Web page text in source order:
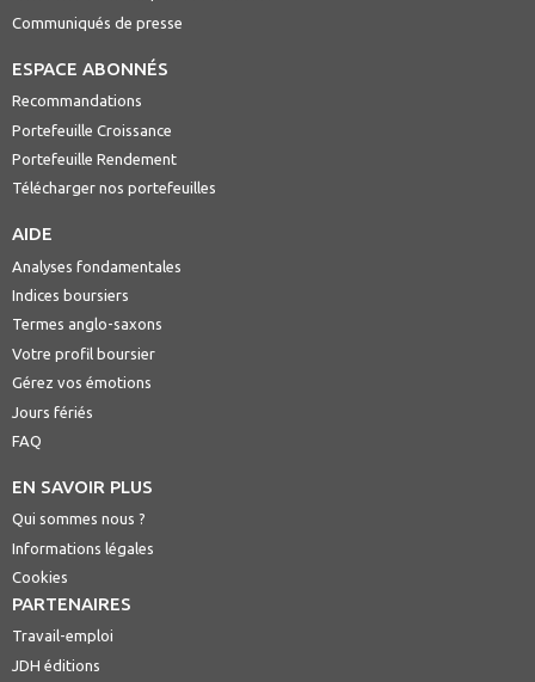
Communiqués de presse
ESPACE ABONNÉS
Recommandations
Portefeuille Croissance
Portefeuille Rendement
Télécharger nos portefeuilles
AIDE
Analyses fondamentales
Indices boursiers
Termes anglo-saxons
Votre profil boursier
Gérez vos émotions
Jours fériés
FAQ
EN SAVOIR PLUS
Qui sommes nous ?
Informations légales
Cookies
PARTENAIRES
Travail-emploi
JDH éditions